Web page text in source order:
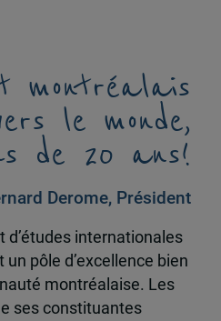
montréalais
le monde,
de 20 ans!
Derome, Président
d’études internationales
pôle d’excellence bien
montréalaise. Les
ses constituantes